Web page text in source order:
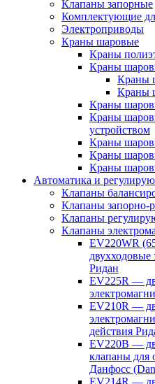
Клапаны запорные
Комплектующие
Электроприводы
Краны шаровые
Краны
Краны
Краны
Краны
Краны
Краны
устройством
Краны
Краны
Краны
Автоматика и
Клапаны
Клапаны запорно-
Клапаны
Клапаны
EV220WR
Ридан
EV225R —
EV210R —
действия
EV220B —
клапаны для
Данфосс
EV214R —